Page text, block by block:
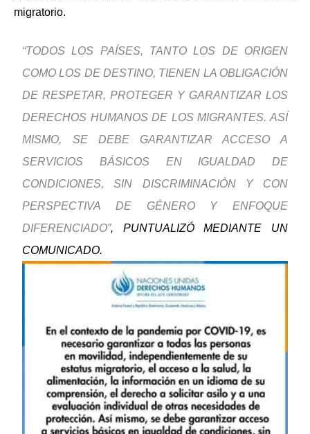
migratorio.
“TODOS LOS PAÍSES, TANTO LOS DE ORIGEN
COMO LOS DE DESTINO, TIENEN LA OBLIGACIÓN
DE RESPETAR, PROTEGER Y GARANTIZAR LOS
DERECHOS HUMANOS DE LOS MIGRANTES. ASÍ
MISMO, SE DEBE GARANTIZAR ACCESO A
SERVICIOS BÁSICOS EN IGUALDAD DE
CONDICIONES, SIN DISCRIMINACIÓN Y CON
PERSPECTIVA DE GÉNERO Y ENFOQUE
DIFERENCIADO”, PUNTUALIZÓ MEDIANTE UN
COMUNICADO.